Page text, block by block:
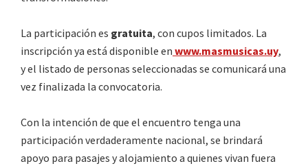
La participación es gratuita, con cupos limitados. La
inscripción ya está disponible en www.masmusicas.uy,
y el listado de personas seleccionadas se comunicará una
vez finalizada la convocatoria.
Con la intención de que el encuentro tenga una
participación verdaderamente nacional, se brindará
apoyo para pasajes y alojamiento a quienes vivan fuera